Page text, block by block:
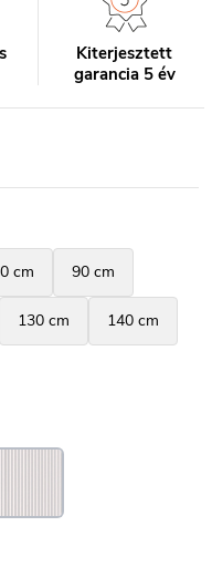
Kiterjesztett
garancia 5 év